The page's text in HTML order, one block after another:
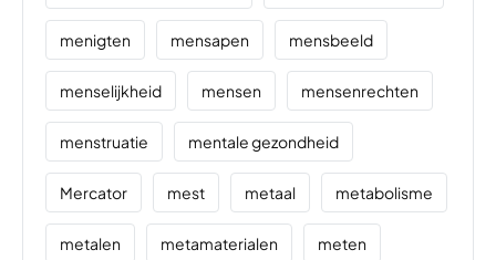
menigten mensapen mensbeeld
menselijkheid mensen mensenrechten
menstruatie mentale gezondheid
Mercator mest metaal metabolisme
metalen metamaterialen meten